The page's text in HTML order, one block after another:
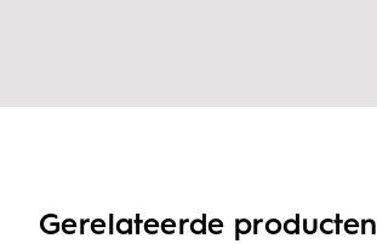
Gerelateerde producten